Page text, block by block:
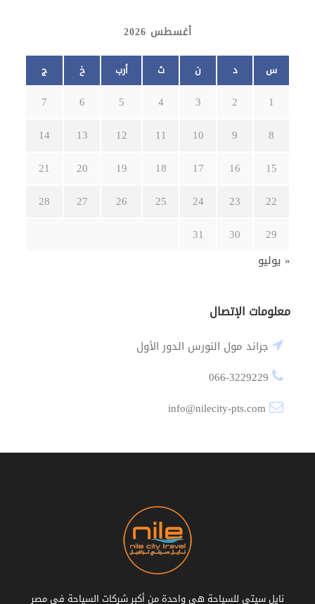
أغسطس 2026
س د ن ث أرب خ ج
1
2
3
4
5
6
7
8
9
10
11
12
13
14
15
16
17
18
19
20
21
22
23
24
25
26
27
28
29
30
31
« يوليو
معلومات الإتصال
جراند مول النورس الدور الأول
نايل سيتي للسياحة هى واحدة من أكبر شركات السياحة فى مصر